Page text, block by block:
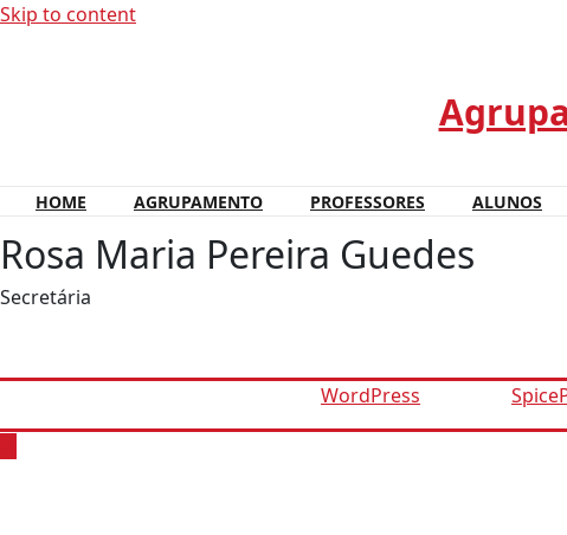
Skip to content
HOME AGRUPAMENTO PROFESSORES ALUNOS
Rosa Maria Pereira Guedes
Secretária
WordPress